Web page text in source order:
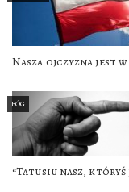
Nasza ojczyzna jest
BÓG
“Tatusiu nasz,